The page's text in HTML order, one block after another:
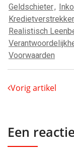
Geldschieter,
Kredietverstrekker
Realistisch
Voorwaarden
Vorig artikel
Een